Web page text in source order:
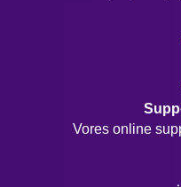
Vores online